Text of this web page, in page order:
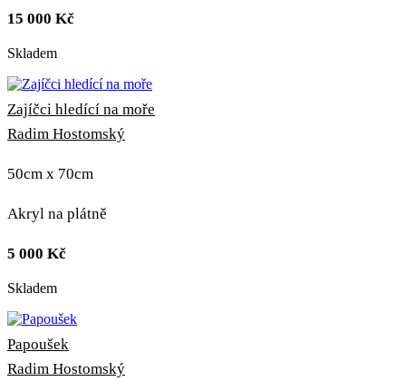
15 000 Kč
Skladem
Zajíčci hledící na moře
Radim Hostomský
50cm x 70cm
Akryl na plátně
5 000 Kč
Skladem
Papoušek
Radim Hostomský